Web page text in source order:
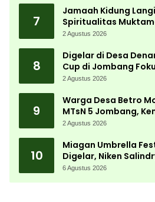
7
Jamaah Kidung
Spiritualitas
2 Agustus 2026
8
Digelar di Desa
Cup di Jombang
Menembak
2 Agustus 2026
9
Warga Desa Betro
MTsN 5 Jombang,
Almamater
2 Agustus 2026
10
Miagan Umbrella
Digelar, Niken
Ribuan Pengunjung
6 Agustus 2026